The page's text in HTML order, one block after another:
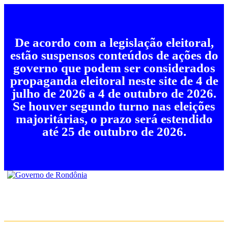
De acordo com a legislação eleitoral,
estão suspensos conteúdos de ações do
governo que podem ser considerados
propaganda eleitoral neste site de 4 de
julho de 2026 a 4 de outubro de 2026.
Se houver segundo turno nas eleições
majoritárias, o prazo será estendido
até 25 de outubro de 2026.